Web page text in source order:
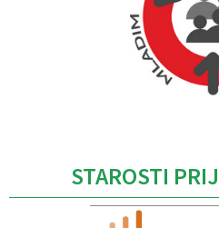
STAROSTI